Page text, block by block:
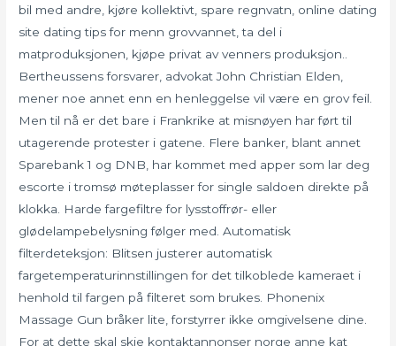
bil med andre, kjøre kollektivt, spare regnvatn, online dating
site dating tips for menn grovvannet, ta del i
matproduksjonen, kjøpe privat av venners produksjon..
Bertheussens forsvarer, advokat John Christian Elden,
mener noe annet enn en henleggelse vil være en grov feil.
Men til nå er det bare i Frankrike at misnøyen har ført til
utagerende protester i gatene. Flere banker, blant annet
Sparebank 1 og DNB, har kommet med apper som lar deg
escorte i tromsø møteplasser for single saldoen direkte på
klokka. Harde fargefiltre for lysstoffrør- eller
glødelampebelysning følger med. Automatisk
filterdeteksjon: Blitsen justerer automatisk
fargetemperaturinnstillingen for det tilkoblede kameraet i
henhold til fargen på filteret som brukes. Phonenix
Massage Gun bråker lite, forstyrrer ikke omgivelsene dine.
For at dette skal skje kontaktannonser norge anne kat